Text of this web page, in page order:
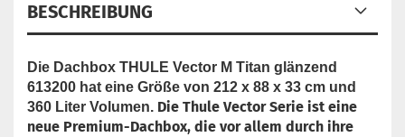
BESCHREIBUNG
Die Dachbox THULE Vector M Titan glänzend
613200 hat eine Größe von 212 x 88 x 33 cm und
360 Liter Volumen. Die Thule Vector Serie ist eine
neue Premium-Dachbox, die vor allem durch ihre